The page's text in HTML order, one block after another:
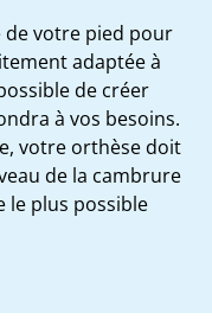
votre pied pour
adaptée à
de créer
à vos besoins.
votre orthèse doit
de la cambrure
le plus possible